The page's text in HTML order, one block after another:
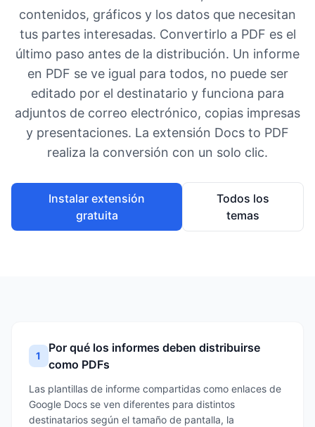
contenidos, gráficos y los datos que necesitan
tus partes interesadas. Convertirlo a PDF es el
último paso antes de la distribución. Un informe
en PDF se ve igual para todos, no puede ser
editado por el destinatario y funciona para
adjuntos de correo electrónico, copias impresas
y presentaciones. La extensión Docs to PDF
realiza la conversión con un solo clic.
Instalar extensión
gratuita
Todos los
temas
1
Por qué los informes deben distribuirse
como PDFs
Las plantillas de informe compartidas como enlaces de
Google Docs se ven diferentes para distintos
destinatarios según el tamaño de pantalla, la